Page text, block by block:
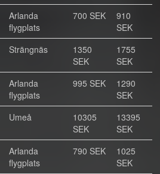
Arlanda
flygplats
700 SEK
910
SEK
Strängnäs
1350
SEK
1755
SEK
Arlanda
flygplats
995 SEK
1290
SEK
Umeå
10305
SEK
13395
SEK
Arlanda
flygplats
790 SEK
1025
SEK